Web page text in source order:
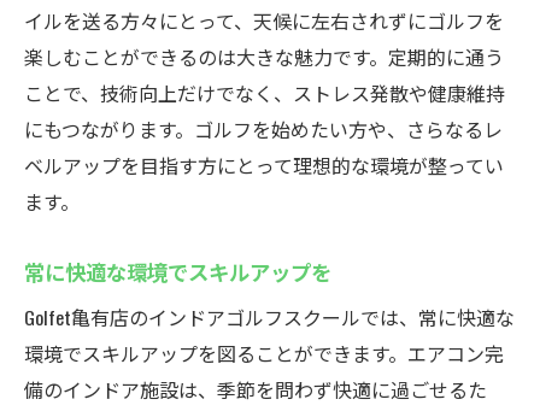
イルを送る方々にとって、天候に左右されずにゴルフを
楽しむことができるのは大きな魅力です。定期的に通う
ことで、技術向上だけでなく、ストレス発散や健康維持
にもつながります。ゴルフを始めたい方や、さらなるレ
ベルアップを目指す方にとって理想的な環境が整ってい
ます。
常に快適な環境でスキルアップを
Golfet亀有店のインドアゴルフスクールでは、常に快適な
環境でスキルアップを図ることができます。エアコン完
備のインドア施設は、季節を問わず快適に過ごせるた